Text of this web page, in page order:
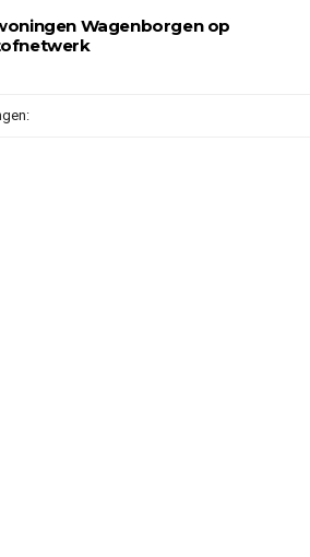
Wagenborgen op